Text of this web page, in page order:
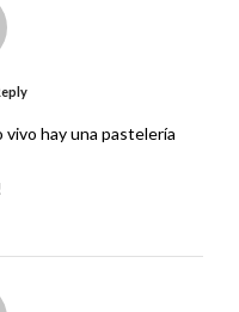
hay una pastelería